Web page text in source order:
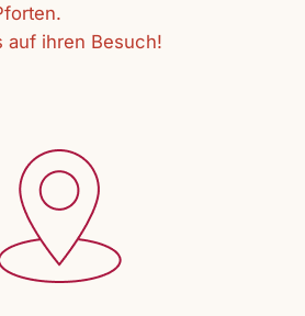
auf ihren Besuch!